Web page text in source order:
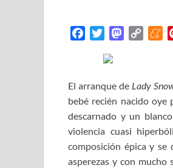
b
o
o
k
i
t
e
r
M
o
d
o
n
L
i
n
k
M
a
m
e
El arranque de Lady
bebé recién nacido oye
descarnado y un
violencia cuasi
composición épica y se
asperezas y con